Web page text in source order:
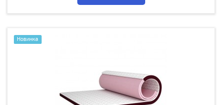
Новинка